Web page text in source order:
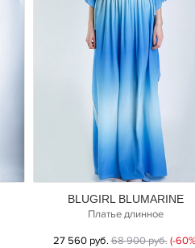
BLUGIRL BLUMARINE
Платье длинное
27 560 руб.68 900 руб. (-